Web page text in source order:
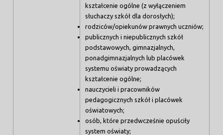
kształcenie ogólne (z wyłączeniem
słuchaczy szkół dla dorosłych);
rodziców/opiekunów prawnych uczniów;
publicznych i niepublicznych szkół
podstawowych, gimnazjalnych,
ponadgimnazjalnych lub placówek
systemu oświaty prowadzących
kształcenie ogólne;
nauczycieli i pracowników
pedagogicznych szkół i placówek
oświatowych;
osób, które przedwcześnie opuściły
system oświaty;